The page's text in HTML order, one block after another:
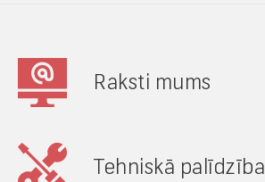
Raksti mums
Tehniskā palīdzība